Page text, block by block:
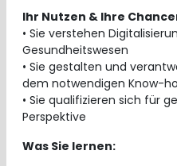
Ihr Nutzen & Ihre
• Sie verstehen
Gesundheitswesen
• Sie gestalten und
dem notwendigen Know-
• Sie qualifizieren sich für
Perspektive
Was Sie lernen: